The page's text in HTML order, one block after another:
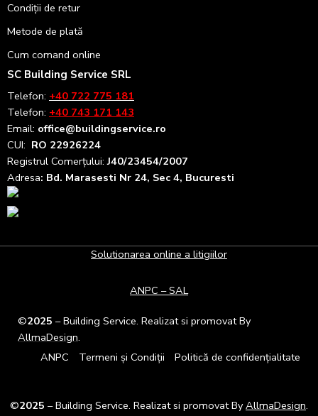
Condiții de retur
Metode de plată
Cum comand online
SC Building Service SRL
Telefon: +40 722 775 181
Telefon: +40 743 171 143
Email: office@buildingservice.ro
CUI: RO 22926224
Registrul Comerțului:J40/23454/2007
Adresa: Bd. Marasesti Nr 24, Sec 4, Bucuresti
Solutionarea online a litigiilor
ANPC – SAL
©2025 – Building Service. Realizat si promovat By
AllmaDesign.
ANPC
Termeni și Condiții Politică de confidențialitate
©2025 – Building Service. Realizat si promovat ByAllmaDesign.